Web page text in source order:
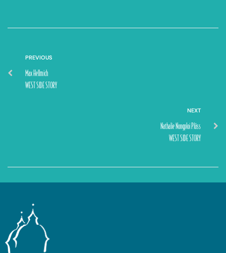
PREVIOUS
Max Hellmich
WEST SIDE STORY
NEXT
Nathalie Nongploi Plüss
WEST SIDE STORY